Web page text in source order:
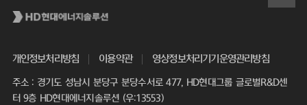
개인정보처리방침 이용약관 영상정보처리기기운영관리방침
주소 : 경기도 성남시 분당구 분당수서로 477, HD현대그룹 글로벌R&D센
터 9층 HD현대에너지솔루션 (우:13553)